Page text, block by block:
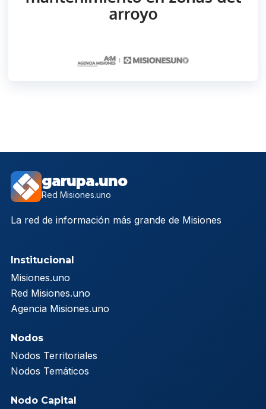
garupa.uno
Red Misiones.uno
La red de información más grande de Misiones
Institucional
Misiones.uno
Red Misiones.uno
Agencia Misiones.uno
Nodos
Nodos Territoriales
Nodos Temáticos
Nodo Capital